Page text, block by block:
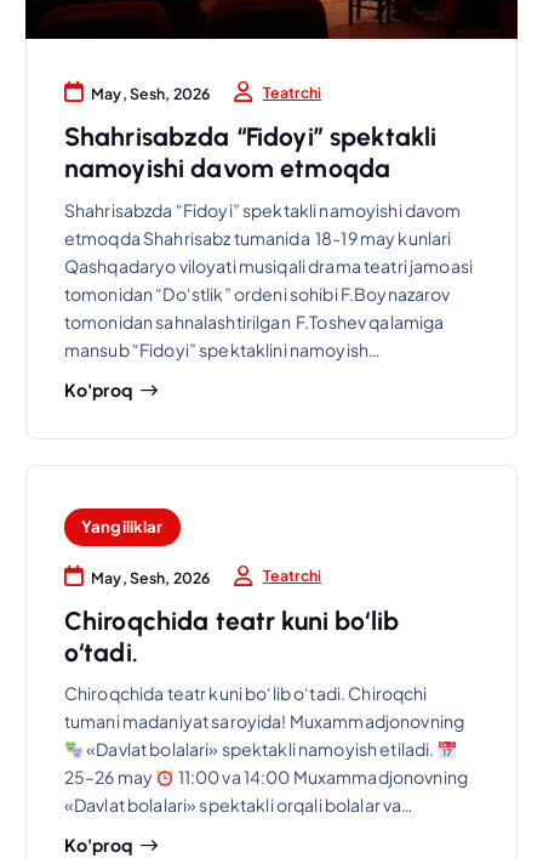
May, Sesh, 2026 Teatrchi
Shahrisabzda “Fidoyi” spektakli
namoyishi davom etmoqda
Shahrisabzda “Fidoyi” spektakli namoyishi davom
etmoqda Shahrisabz tumanida 18-19 may kunlari
Qashqadaryo viloyati musiqali drama teatri jamoasi
tomonidan “Do‘stlik” ordeni sohibi F.Boynazarov
tomonidan sahnalashtirilgan F.Toshev qalamiga
mansub “Fidoyi” spektaklini namoyish…
Ko'proq
Yangiliklar
May, Sesh, 2026 Teatrchi
Chiroqchida teatr kuni bo‘lib
o‘tadi.
Chiroqchida teatr kuni bo‘lib o‘tadi. Chiroqchi
tumani madaniyat saroyida! Muxammadjonovning
«Davlat bolalari» spektakli namoyish etiladi.
25–26 may
11:00 va 14:00 Muxammadjonovning
«Davlat bolalari» spektakli orqali bolalar va…
Ko'proq